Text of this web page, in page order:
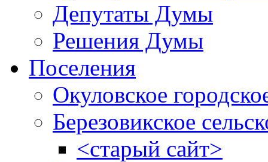
Депутаты Думы
Решения Думы
Поселения
Окуловское
Березовикское
<старый сайт>